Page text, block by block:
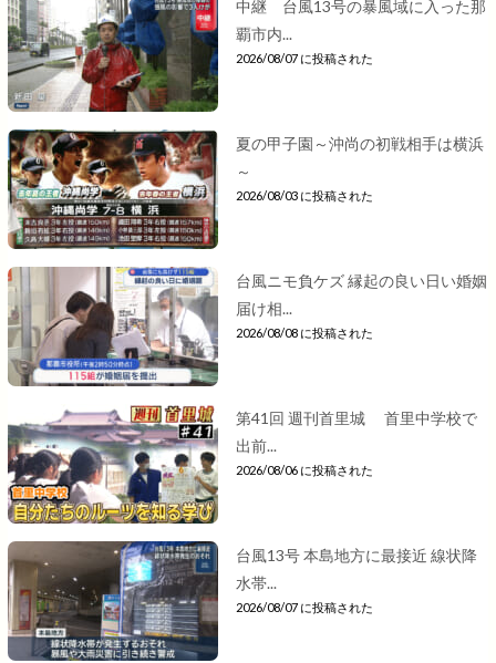
中継 台風13号の暴風域に入った那
覇市内...
2026/08/07 に投稿された
夏の甲子園～沖尚の初戦相手は横浜
～
2026/08/03 に投稿された
台風ニモ負ケズ 縁起の良い日い婚姻
届け相...
2026/08/08 に投稿された
第41回 週刊首里城 首里中学校で
出前...
2026/08/06 に投稿された
台風13号 本島地方に最接近 線状降
水帯...
2026/08/07 に投稿された